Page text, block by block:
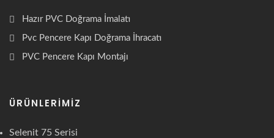
Hazır PVC Doğrama İmalatı
Pvc Pencere Kapı Doğrama İhracatı
PVC Pencere Kapı Montajı
ÜRÜNLERIMIZ
Selenit 75 Serisi